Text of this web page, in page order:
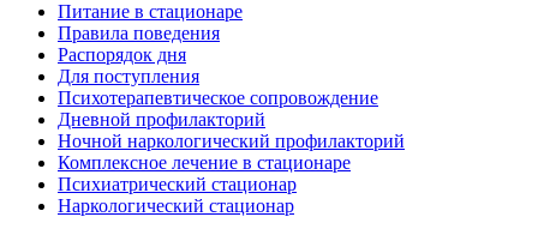
Питание в стационаре
Правила поведения
Распорядок дня
Для поступления
Психотерапевтическое сопровождение
Дневной профилакторий
Ночной наркологический профилакторий
Комплексное лечение в стационаре
Психиатрический стационар
Наркологический стационар